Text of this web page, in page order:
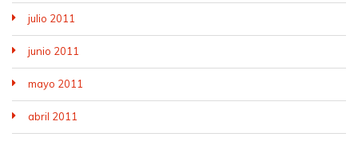
julio 2011
junio 2011
mayo 2011
abril 2011